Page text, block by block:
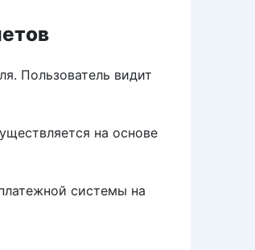
Пользователь видит
на основе
системы на